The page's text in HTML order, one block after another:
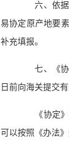
六、依据《
易协定原产地要
补充填报。
七、《协定
日前向海关提交
《协定》生
可以按照《办法